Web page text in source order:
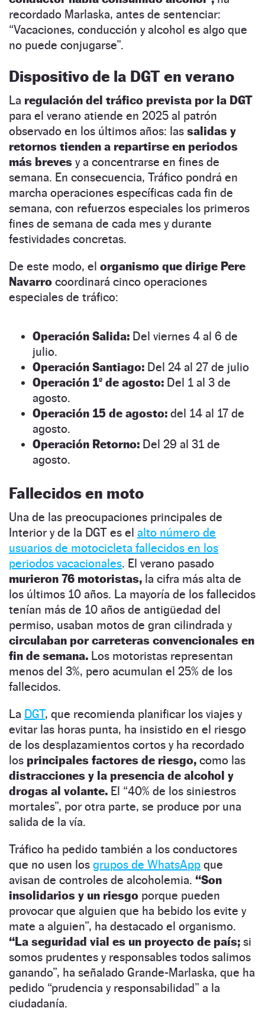
recordado Marlaska, antes de sentenciar:
“Vacaciones, conducción y alcohol es algo que
no puede conjugarse”.
Dispositivo de la DGT en verano
La regulación del tráfico prevista por la DGT
para el verano atiende en 2025 al patrón
observado en los últimos años: las salidas y
retornos tienden a repartirse en periodos
más breves y a concentrarse en fines de
semana. En consecuencia, Tráfico pondrá en
marcha operaciones específicas cada fin de
semana, con refuerzos especiales los primeros
fines de semana de cada mes y durante
festividades concretas.
De este modo, el organismo que dirige Pere
Navarro coordinará cinco operaciones
especiales de tráfico:
Operación Salida: Del viernes 4 al 6 de
julio.
Operación Santiago: Del 24 al 27 de julio
Operación 1º de agosto: Del 1 al 3 de
agosto.
Operación 15 de agosto: del 14 al 17 de
agosto.
Operación Retorno: Del 29 al 31 de
agosto.
Fallecidos en moto
Una de las preocupaciones principales de
Interior y de la DGT es el alto número de
usuarios de motocicleta fallecidos en los
periodos vacacionales. El verano pasado
murieron 76 motoristas, la cifra más alta de
los últimos 10 años. La mayoría de los fallecidos
tenían más de 10 años de antigüedad del
permiso, usaban motos de gran cilindrada y
circulaban por carreteras convencionales en
fin de semana. Los motoristas representan
menos del 3%, pero acumulan el 25% de los
fallecidos.
La DGT, que recomienda planificar los viajes y
evitar las horas punta, ha insistido en el riesgo
de los desplazamientos cortos y ha recordado
los principales factores de riesgo, como las
distracciones y la presencia de alcohol y
drogas al volante. El “40% de los siniestros
mortales”, por otra parte, se produce por una
salida de la vía.
Tráfico ha pedido también a los conductores
que no usen los grupos de WhatsApp que
avisan de controles de alcoholemia. “Son
insolidarios y un riesgo porque pueden
provocar que alguien que ha bebido los evite y
mate a alguien”, ha destacado el organismo.
“La seguridad vial es un proyecto de país; si
somos prudentes y responsables todos salimos
ganando”, ha señalado Grande-Marlaska, que ha
pedido “prudencia y responsabilidad” a la
ciudadanía.